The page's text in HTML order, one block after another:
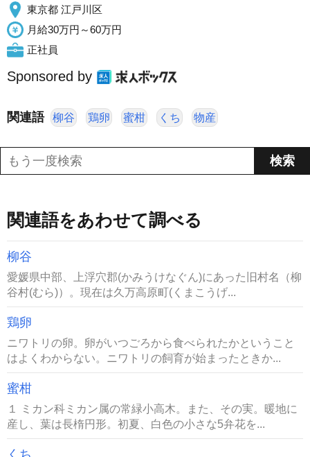
東京都 江戸川区
月給30万円～60万円
正社員
Sponsored by
関連語 柳谷 鶏卵 蜜柑 くち 物産
関連語をあわせて調べる
柳谷
愛媛県中部、上浮穴郡(かみうけなぐん)にあった旧村名（柳
谷村(むら)）。現在は久万高原町(くまこうげ...
鶏卵
ニワトリの卵。卵がいつごろから食べられたかということ
はよくわからない。ニワトリの飼育が始まったときか...
蜜柑
１ ミカン科ミカン属の常緑小高木。また、その実。暖地に
産し、葉は長楕円形。初夏、白色の小さな5弁花を...
くち